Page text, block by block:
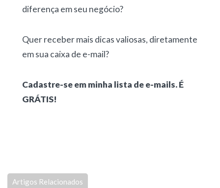
diferença em seu negócio?
Quer receber mais dicas valiosas, diretamente
em sua caixa de e-mail?
Cadastre-se em minha lista de e-mails. É
GRÁTIS!
Artigos Relacionados